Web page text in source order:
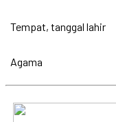
Tempat, tanggal lahir
Agama